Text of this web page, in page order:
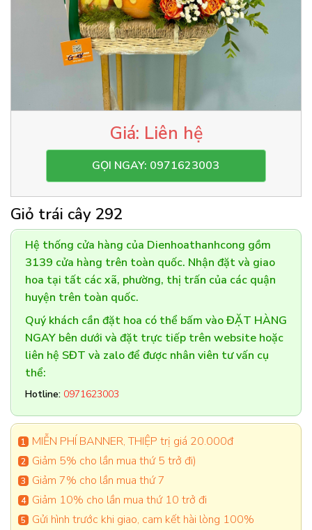
Liên hệ
GỌI NGAY: 0971623003
Giỏ trái cây 292
Hệ thống cửa hàng của Dienhoathanhcong gồm
3139 cửa hàng trên toàn quốc. Nhận đặt và giao
hoa tại tất các xã, phường, thị trấn của các quận
huyện trên toàn quốc.
Quý khách cần đặt hoa có thể bấm vào ĐẶT HÀNG
NGAY bên dưới và đặt trực tiếp trên website hoặc
liên hệ SĐT và zalo để được nhân viên tư vấn cụ
thể:
Hotline: 0971623003
MIỄN PHÍ BANNER, THIỆP trị giá 20.000đ
Giảm 5% cho lần mua thứ 5 trở đi)
Giảm 7% cho lần mua thứ 7
Giảm 10% cho lần mua thứ 10 trở đi
Gửi hình trước khi giao, cam kết hài lòng 100%